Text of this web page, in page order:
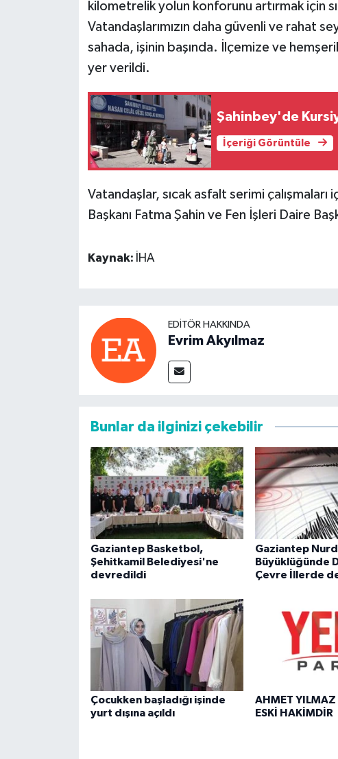
kilometrelik yolun konforunu artırmak için
Vatandaşlarımızın daha güvenli ve rahat
sahada, işinin başında. İlçemize ve
yer verildi.
Şahinbey'de
İçeriği Görüntüle
Vatandaşlar, sıcak asfalt serimi
Başkanı Fatma Şahin ve Fen İşleri Daire
Kaynak: İHA
EDITÖR HAKKINDA
Evrim Akyılmaz
Bunlar da ilginizi çekebilir
Gaziantep Basketbol,
Şehitkamil Belediyesi'ne
devredildi
Gaziantep
Büyüklüğünde
Çevre İllerde
Çocukken başladığı işinde
yurt dışına açıldı
AHMET YILMAZ
ESKİ HAKİMDİR